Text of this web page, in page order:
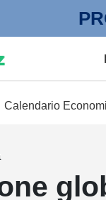
Calendario